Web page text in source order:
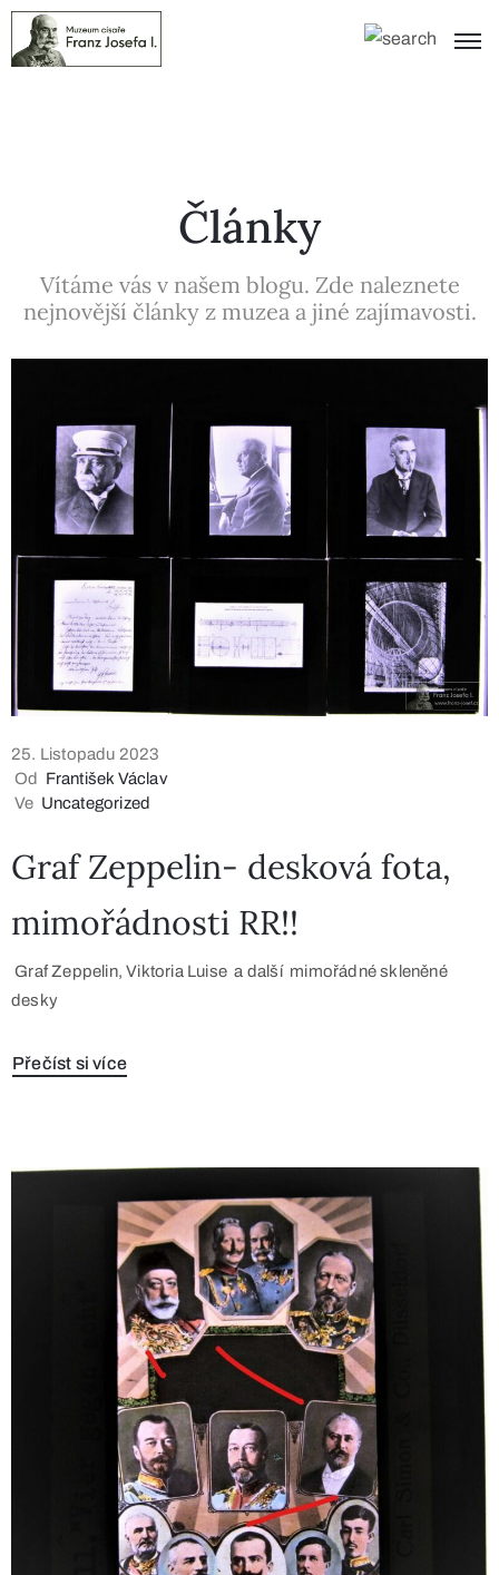
Články
Vítáme vás v našem blogu. Zde naleznete
nejnovější články z muzea a jiné zajímavosti.
25. Listopadu 2023
Od
František Václav
Ve Uncategorized
Graf Zeppelin- desková fota,
mimořádnosti RR!!
Graf Zeppelin, Viktoria Luise a další mimořádné skleněné
desky
Přečíst si více